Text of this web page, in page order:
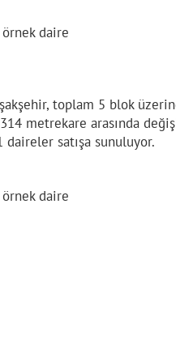
toplam 5 blok
metrekare arasında
satışa sunuluyor.